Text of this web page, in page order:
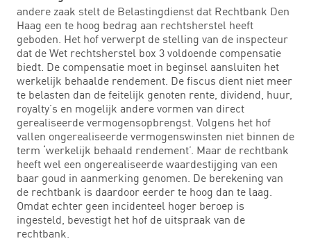
andere zaak stelt de Belastingdienst dat Rechtbank Den
Haag een te hoog bedrag aan rechtsherstel heeft
geboden. Het hof verwerpt de stelling van de inspecteur
dat de Wet rechtsherstel box 3 voldoende compensatie
biedt. De compensatie moet in beginsel aansluiten het
werkelijk behaalde rendement. De fiscus dient niet meer
te belasten dan de feitelijk genoten rente, dividend, huur,
royalty’s en mogelijk andere vormen van direct
gerealiseerde vermogensopbrengst. Volgens het hof
vallen ongerealiseerde vermogenswinsten niet binnen de
term ‘werkelijk behaald rendement’. Maar de rechtbank
heeft wel een ongerealiseerde waardestijging van een
baar goud in aanmerking genomen. De berekening van
de rechtbank is daardoor eerder te hoog dan te laag.
Omdat echter geen incidenteel hoger beroep is
ingesteld, bevestigt het hof de uitspraak van de
rechtbank.